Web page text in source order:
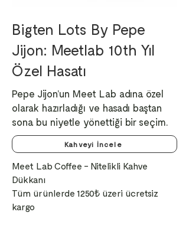
Bigten Lots By Pepe
Jijon: Meetlab 10th Yıl
Özel Hasatı
Pepe Jijon’un Meet Lab adına özel
olarak hazırladığı ve hasadı baştan
sona bu niyetle yönettiği bir seçim.
Kahveyi İncele
Meet Lab Coffee - Nitelikli Kahve
Dükkanı
Tüm ürünlerde 1250₺ üzeri ücretsiz
kargo